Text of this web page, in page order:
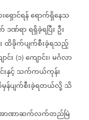
ရှောင်ရန်ရောက်ရှိနေသ
ဒဏ်ရာရရှိခဲ့ရပြီး ဦး
ထိခိုက်ပျက်စီးခဲ့ရသည့်
င်း (၁) ကျောင်း၊မင်္ဂလာ
းနှင့်သက်ကယ်ကုန်း
န်ပျက်စီးခဲ့ရတယ်လို့သိ
ာဏာဆက်လက်တည်မြဲ